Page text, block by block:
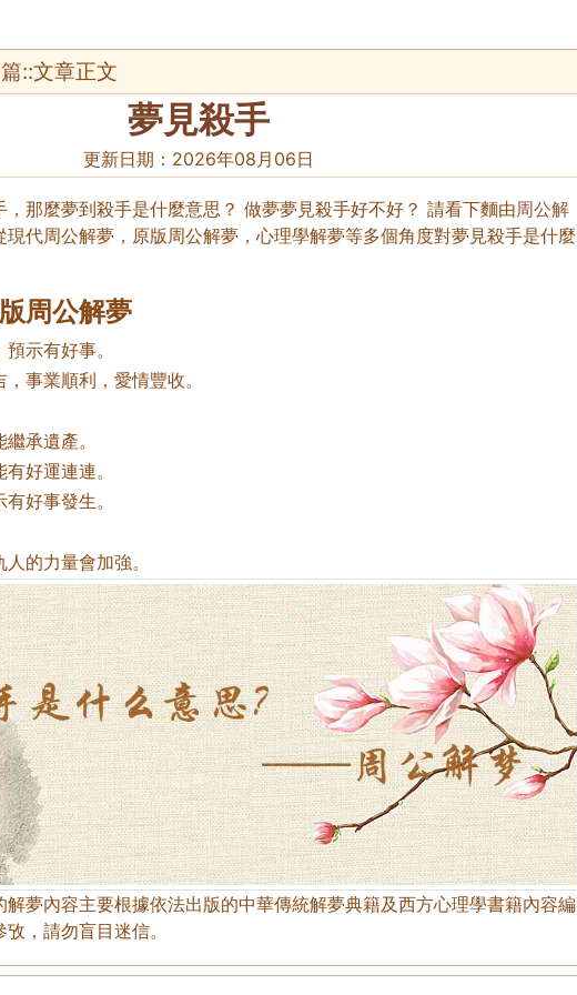
::文章正文
夢見殺手
更新日期： 2026年08月06日
那麼夢到殺手是什麼意思？ 做夢夢見殺手好不好？ 請看下麵由周公解
現代周公解夢，原版周公解夢，心理學解夢等多個角度對夢見殺手是什麼
周公解夢
示有好事。
事業順利，愛情豐收。
承遺產。
好運連連。
好事發生。
的力量會加強。
夢內容主要根據依法出版的中華傳統解夢典籍及西方心理學書籍內容編
，請勿盲目迷信。